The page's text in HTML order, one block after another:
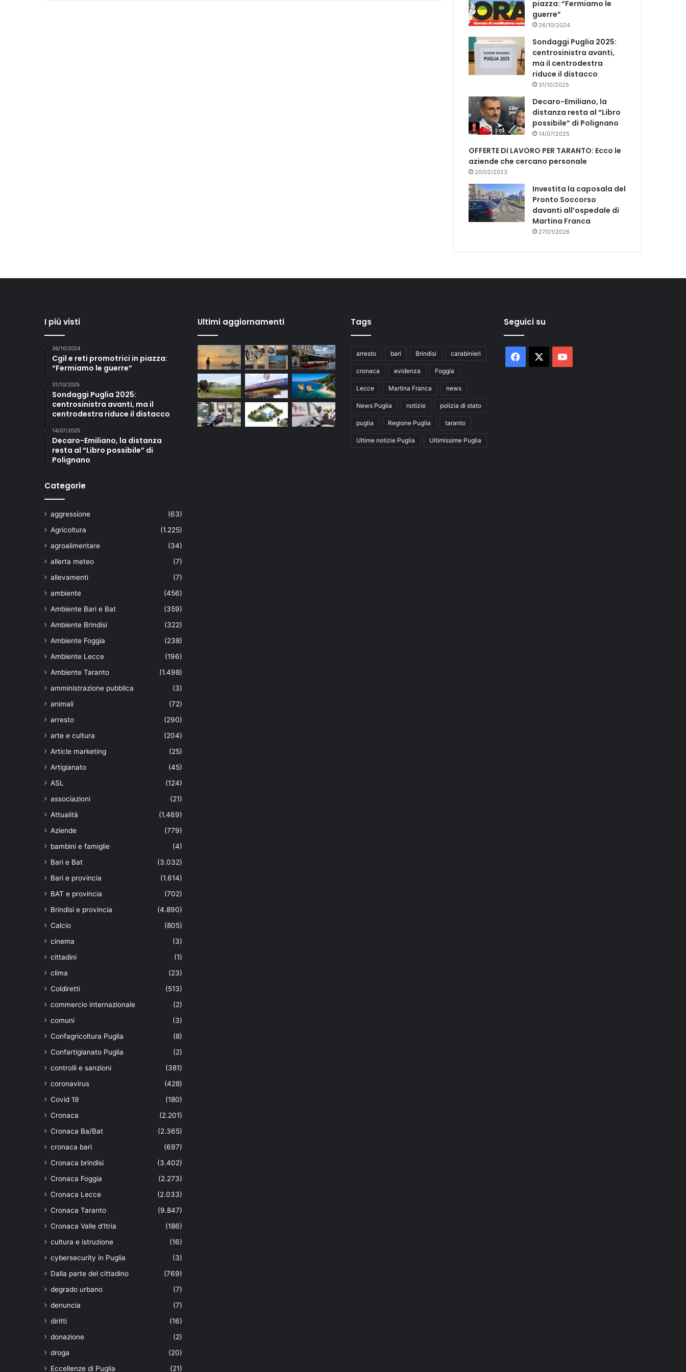
piazza: “Fermiamo le
guerre”
26/10/2024
Sondaggi Puglia 2025:
centrosinistra avanti,
ma il centrodestra
riduce il distacco
31/10/2025
Decaro-Emiliano, la
distanza resta al “Libro
possibile” di Polignano
14/07/2025
OFFERTE DI LAVORO PER TARANTO: Ecco le
aziende che cercano personale
20/02/2023
Investita la caposala del
Pronto Soccorso
davanti all’ospedale di
Martina Franca
27/01/2026
I più visti
26/10/2024
Cgil e reti promotrici in piazza:
“Fermiamo le guerre”
31/10/2025
Sondaggi Puglia 2025:
centrosinistra avanti, ma il
centrodestra riduce il distacco
14/07/2025
Decaro-Emiliano, la distanza
resta al “Libro possibile” di
Polignano
Categorie
aggressione
(63)
Agricoltura
(1.225)
agroalimentare
(34)
allerta meteo
(7)
allevamenti
(7)
ambiente
(456)
Ambiente Bari e Bat
(359)
Ambiente Brindisi
(322)
Ambiente Foggia
(238)
Ambiente Lecce
(196)
Ambiente Taranto
(1.498)
amministrazione pubblica
(3)
animali
(72)
arresto
(290)
arte e cultura
(204)
Article marketing
(25)
Artigianato
(45)
ASL
(124)
associazioni
(21)
Attualità
(1.469)
Aziende
(779)
bambini e famiglie
(4)
Bari e Bat
(3.032)
Bari e provincia
(1.614)
BAT e provincia
(702)
Brindisi e provincia
(4.890)
Calcio
(805)
cinema
(3)
cittadini
(1)
clima
(23)
Coldiretti
(513)
commercio internazionale
(2)
comuni
(3)
Confagricoltura Puglia
(8)
Confartigianato Puglia
(2)
controlli e sanzioni
(381)
coronavirus
(428)
Covid 19
(180)
Cronaca
(2.201)
Cronaca Ba/Bat
(2.365)
cronaca bari
(697)
Cronaca brindisi
(3.402)
Cronaca Foggia
(2.273)
Cronaca Lecce
(2.033)
Cronaca Taranto
(9.847)
Cronaca Valle d'Itria
(186)
cultura e istruzione
(16)
cybersecurity in Puglia
(3)
Dalla parte del cittadino
(769)
degrado urbano
(7)
denuncia
(7)
diritti
(16)
donazione
(2)
droga
(20)
Eccellenze di Puglia
(21)
Ultimi aggiornamenti Tags
arresto bari Brindisi carabinieri
cronaca evidenza Foggia
Lecce Martina Franca news
News Puglia notizie polizia di stato
puglia Regione Puglia taranto
Ultime notizie Puglia Ultimissime Puglia
Seguici su
Facebook